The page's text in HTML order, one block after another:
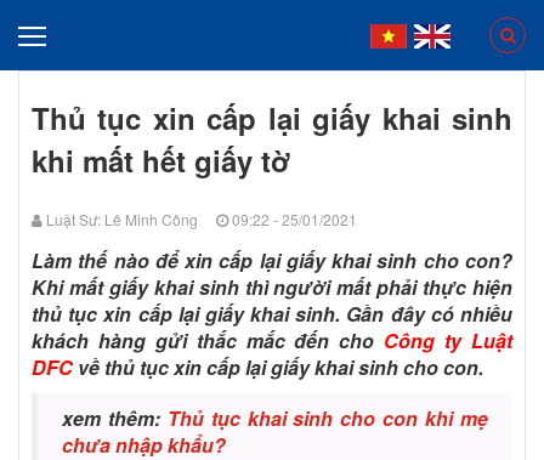
Thủ tục xin cấp lại giấy khai sinh
khi mất hết giấy tờ
Luật Sư: Lê Minh Công 09:22 - 25/01/2021
Làm thế nào để xin cấp lại giấy khai sinh cho con?
Khi mất giấy khai sinh thì người mất phải thực hiện
thủ tục xin cấp lại giấy khai sinh. Gần đây có nhiều
khách hàng gửi thắc mắc đến cho Công ty Luật
DFC về thủ tục xin cấp lại giấy khai sinh cho con.
xem thêm: Thủ tục khai sinh cho con khi mẹ
chưa nhập khẩu?